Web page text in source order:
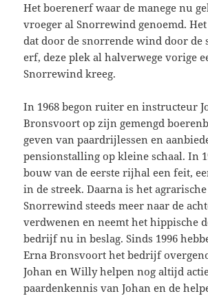
Het boerenerf waar de manege nu
vroeger al Snorrewind genoemd.
dat door de snorrende wind door de
erf, deze plek al halverwege vorige
Snorrewind kreeg.
In 1968 begon ruiter en instructeur
Bronsvoort op zijn gemengd
geven van paardrijlessen en
pensionstalling op kleine schaal. In
bouw van de eerste rijhal een feit,
in de streek. Daarna is het
Snorrewind steeds meer naar de
verdwenen en neemt het hippische
bedrijf nu in beslag. Sinds 1996
Erna Bronsvoort het bedrijf
Johan en Willy helpen nog altijd
paardenkennis van Johan en de